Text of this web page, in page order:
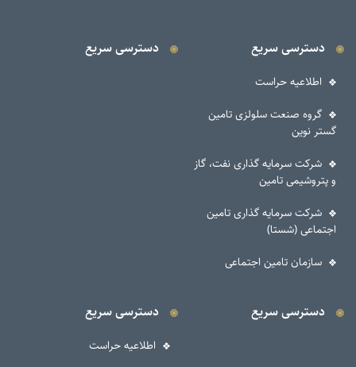
دسترسی سریع
اطلاعیه حراست
گروه صنعت سلولزی تامین
گستر نوین
شرکت سرمایه گذاری نفت، گاز
و پتروشیمی تامین
شرکت سرمایه گذاری تامین
اجتماعی (شستا)
سازمان تامین اجتماعی
دسترسی سریع
دسترسی سریع دسترسی سریع
اطلاعیه حراست